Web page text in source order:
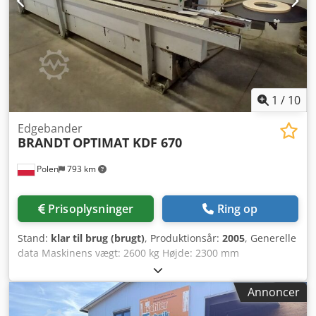
1 / 10
Polen 793 km
Edgebander
BRANDT OPTIMAT KDF 670
Prisoplysninger Ring op
Stand: klar til brug (brugt), Produktionsår: 2005, Generelle
data Maskinens vægt: 2600 kg Højde: 2300 mm
Dimensioner Csdsx E Eggspfx Ahherf Maskinens længde:
6060 mm Denne BRANDT OPTIMAT KDF 670 kantlimer er
produceret i 2005. Den er udstyret med en komplet række
bearbejdningsenheder, herunder forfræsning,
Annoncer